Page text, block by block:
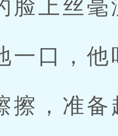
上丝毫
口，他
，准备